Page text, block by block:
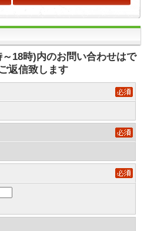
18時)内のお問い合わせはで
返信致します